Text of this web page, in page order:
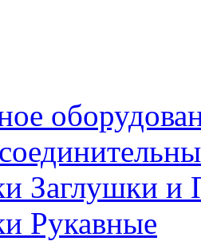
Заглушки и
Рукавные